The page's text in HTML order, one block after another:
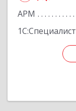
АРМ
1С:Специалист